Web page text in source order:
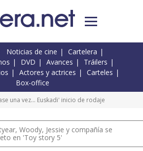
Noticias de cine
Cartelera
DVD Avances
Tráilers
Actores y actrices
Carteles
Box-office
una vez... Euskadi' inicio de rodaje
Woody, Jessie y compañía se
en 'Toy story 5'